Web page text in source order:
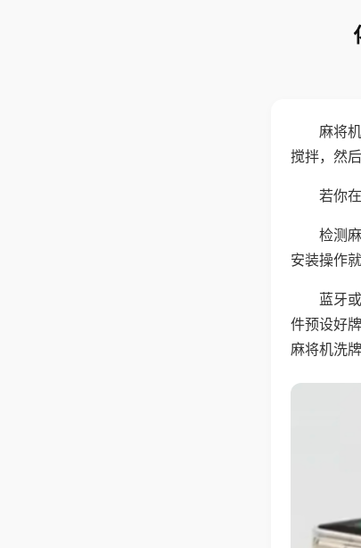
麻将
搅拌，然
若你
检测
安装操作
蓝牙
件预设好
麻将机洗